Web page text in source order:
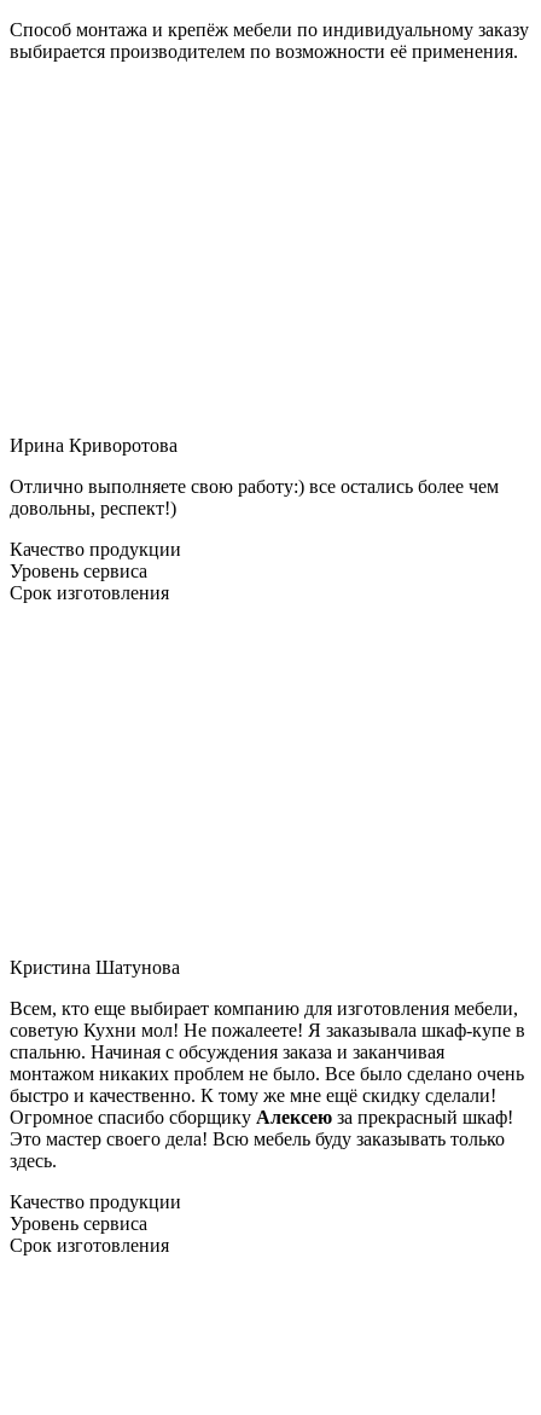
Способ монтажа и крепёж мебели по индивидуальному заказу
выбирается производителем по возможности её применения.
Ирина Криворотова
Отлично выполняете свою работу:) все остались более чем
довольны, респект!)
Качество продукции
Уровень сервиса
Срок изготовления
Кристина Шатунова
Всем, кто еще выбирает компанию для изготовления мебели,
советую Кухни мол! Не пожалеете! Я заказывала шкаф-купе в
спальню. Начиная с обсуждения заказа и заканчивая
монтажом никаких проблем не было. Все было сделано очень
быстро и качественно. К тому же мне ещё скидку сделали!
Огромное спасибо сборщику Алексею за прекрасный шкаф!
Это мастер своего дела! Всю мебель буду заказывать только
здесь.
Качество продукции
Уровень сервиса
Срок изготовления